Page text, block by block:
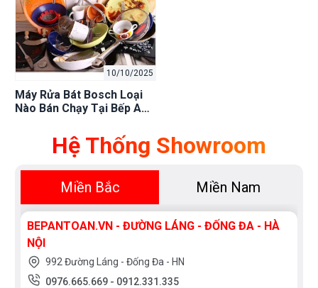
10/10/2025
Máy Rửa Bát Bosch Loại
Nào Bán Chạy Tại Bếp An
Hệ Thống Showroom
Miền Bắc Miền Nam
BEPANTOAN.VN - ĐƯỜNG LÁNG - ĐỐNG ĐA - HÀ
NỘI
992 Đường Láng - Đống Đa - HN
0976.665.669 - 0912.331.335